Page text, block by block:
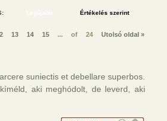
13 14 15 ... of 24 Utolsó oldal »
suniectis et debellare superbos.
aki meghódolt, de leverd, aki